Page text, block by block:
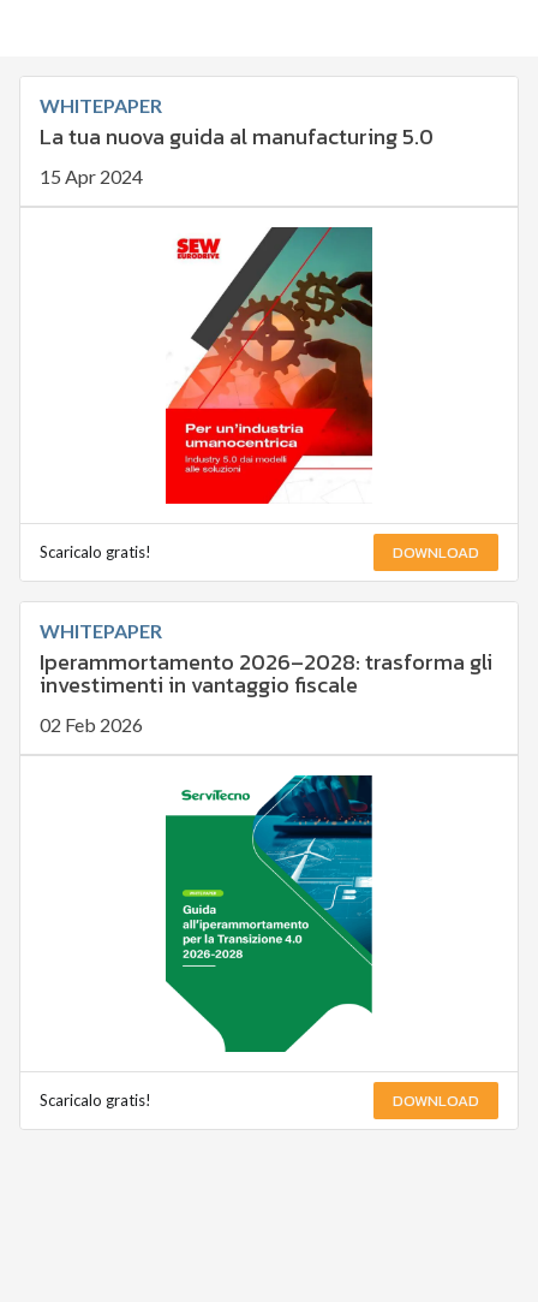
WHITEPAPER
La tua nuova guida al manufacturing 5.0
15 Apr 2024
Scaricalo gratis! DOWNLOAD
WHITEPAPER
Iperammortamento 2026–2028: trasforma gli
investimenti in vantaggio fiscale
02 Feb 2026
Scaricalo gratis! DOWNLOAD